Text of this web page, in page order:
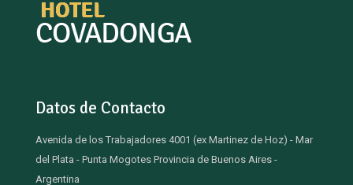
Datos de Contacto
Avenida de los Trabajadores 4001 (ex Martinez de Hoz) - Mar
del Plata - Punta Mogotes Provincia de Buenos Aires -
Argentina